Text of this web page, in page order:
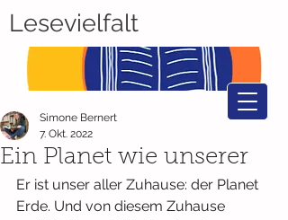
Lesevielfalt
Ein Planet wie unserer
Simone Bernert
7. Okt. 2022
Er ist unser aller Zuhause: der Planet
Erde. Und von diesem Zuhause